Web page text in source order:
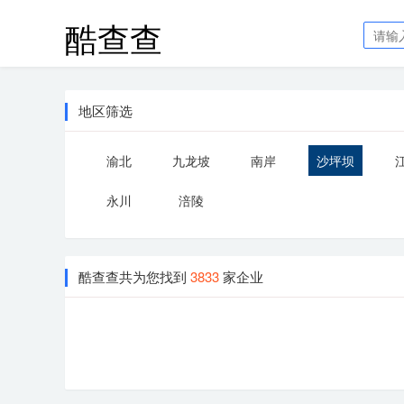
酷查查
地区筛选
渝北 九龙坡 南岸 沙坪坝
永川 涪陵
酷查查共为您找到 3833家企业